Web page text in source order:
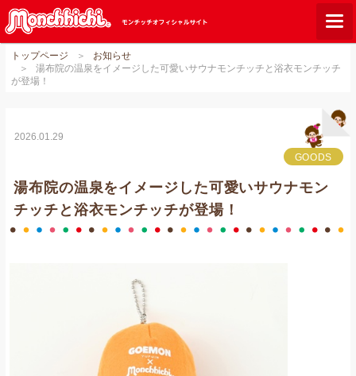
モンチッチとは？
ショップリスト
ダウンロード
トップページ
お知らせ
湯布院の温泉をイメージした可愛いサウナモンチッチと浴衣モンチッチ
が登場！
2026.01.29
GOODS
湯布院の温泉をイメージした可愛いサウナモン
チッチと浴衣モンチッチが登場！